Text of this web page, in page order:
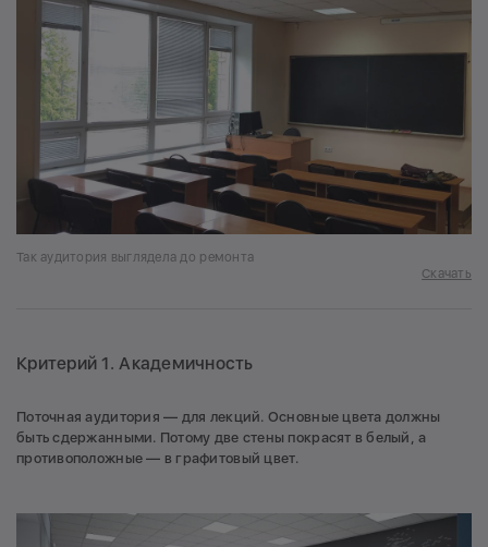
Так аудитория выглядела до ремонта
Скачать
Критерий 1. Академичность
Поточная аудитория — для лекций. Основные цвета должны
быть сдержанными. Потому две стены покрасят в белый, а
противоположные — в графитовый цвет.